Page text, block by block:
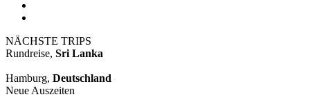
NÄCHSTE TRIPS
Rundreise, Sri Lanka
Hamburg, Deutschland
Neue Auszeiten